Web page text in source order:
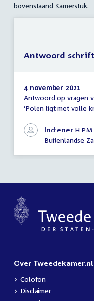
bovenstaand Kamerstuk.
Antwoord
schriftelijke
4 november 2021
Antwoord op vragen
‘Polen ligt met volle
Indiener
Buitenlandse
Antwoord
Over Tweedekamer.nl
Colofon
Disclaimer